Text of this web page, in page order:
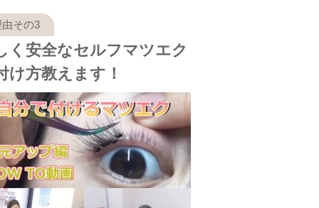
く安全なセルフマツエク
け方教えます！